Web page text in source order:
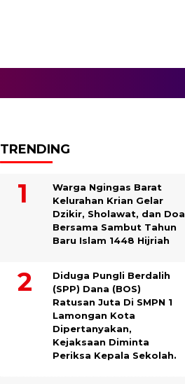
TRENDING
Warga Ngingas Barat
Kelurahan Krian Gelar
Dzikir, Sholawat, dan Doa
Bersama Sambut Tahun
Baru Islam 1448 Hijriah
Diduga Pungli Berdalih
(SPP) Dana (BOS)
Ratusan Juta Di SMPN 1
Lamongan Kota
Dipertanyakan,
Kejaksaan Diminta
Periksa Kepala Sekolah.